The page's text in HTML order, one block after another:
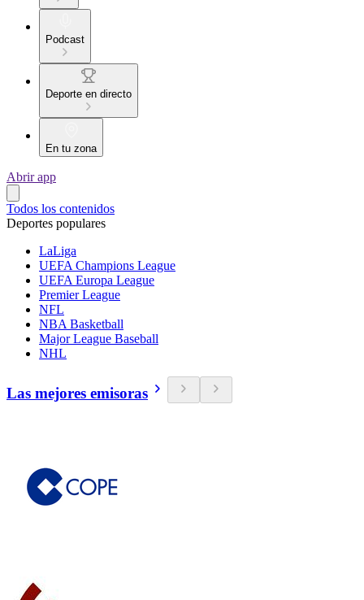
Podcast
Deporte en directo
En tu zona
Abrir app
Todos los contenidos
Deportes populares
LaLiga
UEFA Champions League
UEFA Europa League
Premier League
NFL
NBA Basketball
Major League Baseball
NHL
Las mejores emisoras